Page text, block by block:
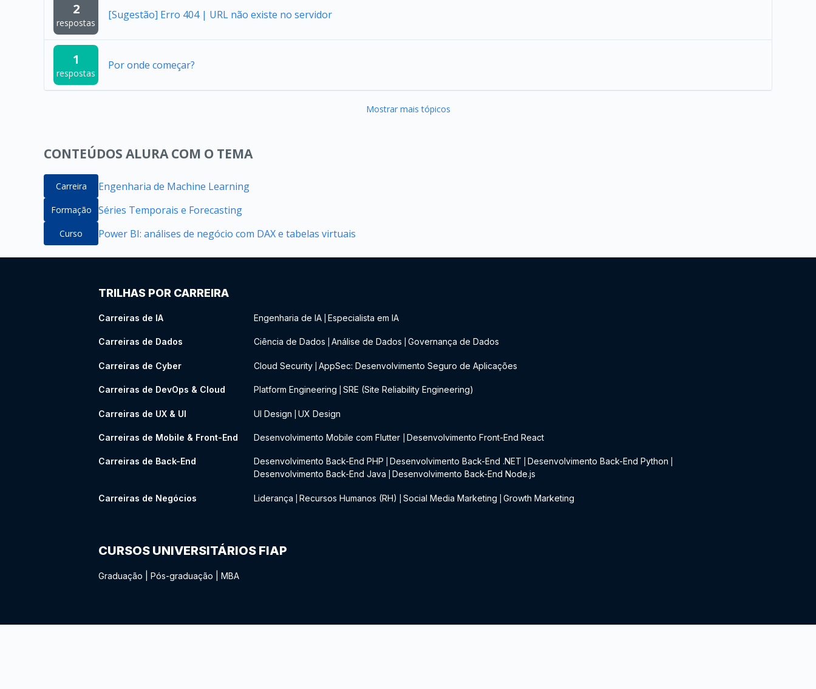
2
respostas
[Sugestão] Erro 404 | URL não existe no servidor
1
respostas
Por onde começar?
Mostrar mais tópicos
CONTEÚDOS ALURA COM O TEMA
Carreira Engenharia de Machine Learning
Formação Séries Temporais e Forecasting
Curso Power BI: análises de negócio com DAX e tabelas virtuais
TRILHAS POR CARREIRA
Carreiras de IA Engenharia de IA Especialista em IA
Carreiras de Dados Ciência de Dados Análise de Dados Governança de Dados
Carreiras de Cyber Cloud Security AppSec: Desenvolvimento Seguro de Aplicações
Carreiras de DevOps & Cloud Platform Engineering SRE (Site Reliability Engineering)
Carreiras de UX & UI UI Design UX Design
Carreiras de Mobile & Front-End Desenvolvimento Mobile com Flutter Desenvolvimento Front-End React
Carreiras de Back-End Desenvolvimento Back-End PHP Desenvolvimento Back-End .NET Desenvolvimento Back-End Python
Desenvolvimento Back-End Java Desenvolvimento Back-End Node.js
Carreiras de Negócios Liderança Recursos Humanos (RH) Social Media Marketing Growth Marketing
CURSOS UNIVERSITÁRIOS FIAP
Graduação Pós-graduação MBA